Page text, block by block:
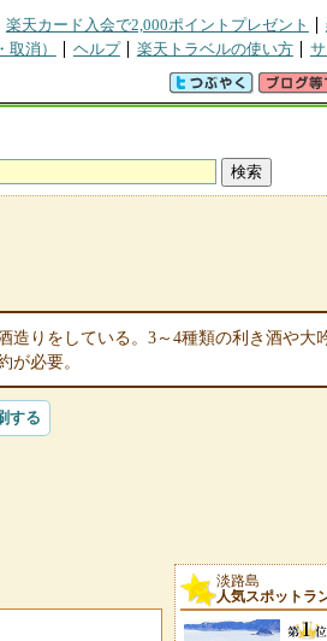
楽天カード入会で2,000ポイントプレゼント
消） ヘルプ 楽天トラベルの使い方
造りをしている。3～4種類の利き酒や大
が必要。
する
淡路島
人気スポットラ